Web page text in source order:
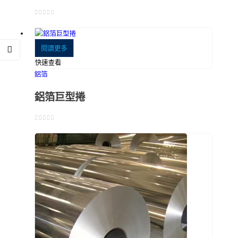
閱讀更多
快速查看
鋁箔
鋁箔巨型捲